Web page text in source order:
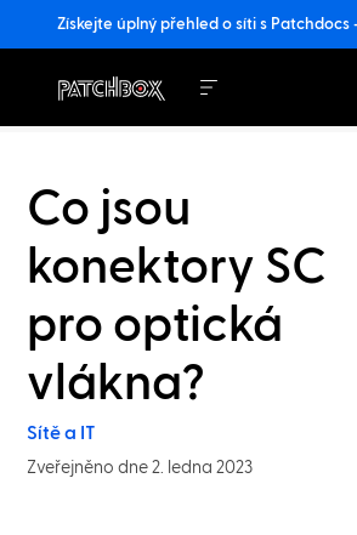
Získejte úplný přehled o síti s Patchdocs
Co jsou
konektory SC
pro optická
vlákna?
Sítě a IT
Zveřejněno dne 2. ledna 2023